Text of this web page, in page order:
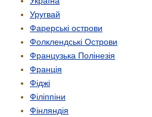
Уругвай
Фарерські острови
Фолклендські Острови
Французька Полінезія
Франція
Фіджі
Філіппіни
Фінляндія